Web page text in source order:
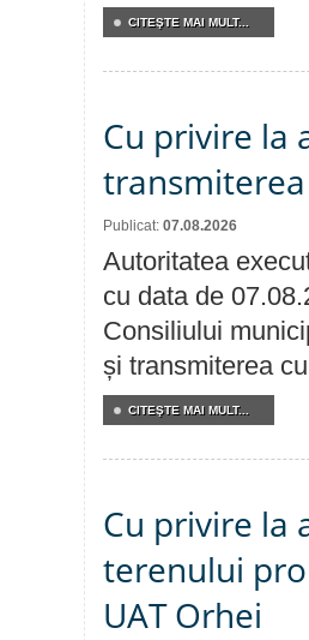
CITEŞTE MAI MULT...
Cu privire la
Publicat: 07.08.2026
Autoritatea
cu data de
Consiliului
și transmiterea
CITEŞTE MAI MULT...
Cu privire la
terenului
UAT Orhei